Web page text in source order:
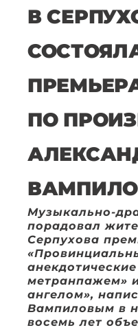
В
ПО
Музыкально-
порадовал
Серпухова
метранпажем»
ангелом»,
Вампиловым в
восемь лет